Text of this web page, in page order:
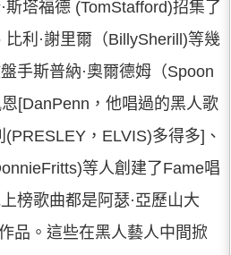
塔福德 (TomStafford)招集了
比利·謝里爾（BillySherill)等幾
手斯普納·奧爾德姆（Spoon
[DanPenn，他唱過的黑人歌
，ELVIS)多得多]、
等人創建了Fame唱
榜歌曲都是阿瑟·亞歷山大
品。這些在黑人藝人中間掀